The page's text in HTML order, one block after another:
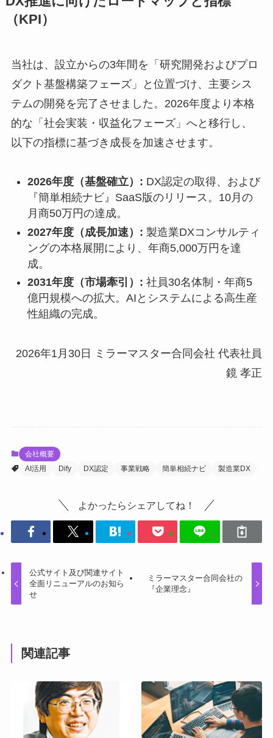
（KPI）
当社は、設立からの3年間を「研究開発およびプロ
ダクト基盤構築フェーズ」と位置づけ、主要シス
テムの開発を完了させました。2026年度より本格
的な「社会実装・収益化フェーズ」へと移行し、
以下の指標に基づき成長を加速させます。
2026年度（基盤確立）: DX認定の取得、および
『簡単相続ナビ』SaaS版のリリース。10月の
月商50万円の達成。
2027年度（成長加速）: 製造業DXコンサルティ
ングの本格展開により、年商5,000万円を達
成。
2031年度（市場牽引）: 社員30名体制・年商5
億円規模への拡大。AIとシステムによる高生産
性組織の完成。
2026年1月30日 ミラーマスター合同会社 代表社員
鏡 孝正
会社概要
AI活用
Dify DX認定 事業戦略 簡単相続ナビ 製造業DX
よかったらシェアしてね！
公式サイト及び関連サイト
全面リニューアルのお知ら
せ
ミラーマスター合同会社の
『企業理念』
関連記事